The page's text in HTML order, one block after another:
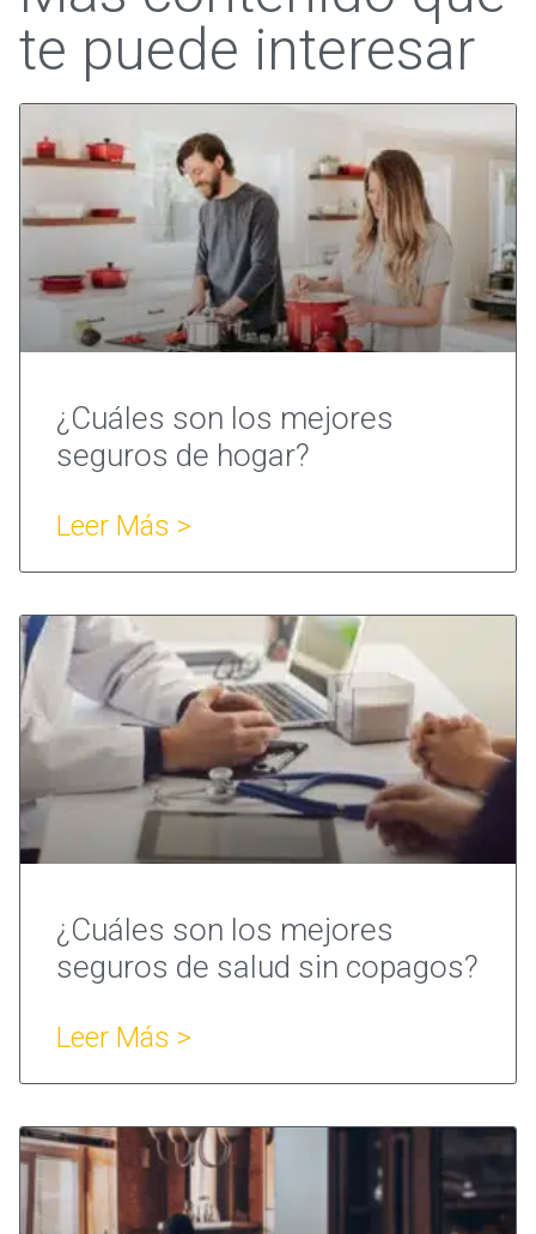
te puede interesar
¿Cuáles son los mejores
seguros de hogar?
Leer Más >
¿Cuáles son los mejores
seguros de salud sin copagos?
Leer Más >